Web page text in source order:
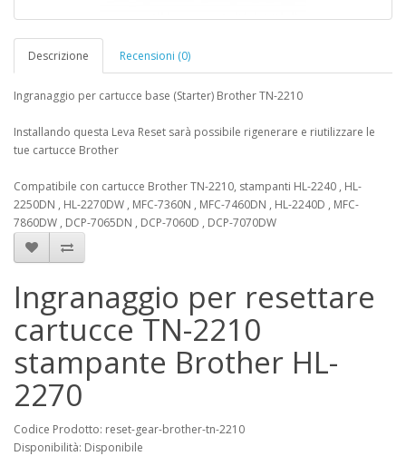
Descrizione Recensioni (0)
Ingranaggio per cartucce base (Starter) Brother TN-2210
Installando questa Leva Reset sarà possibile rigenerare e riutilizzare le
tue cartucce Brother
Compatibile con cartucce Brother TN-2210, stampanti HL-2240 , HL-
2250DN , HL-2270DW , MFC-7360N , MFC-7460DN , HL-2240D , MFC-
7860DW , DCP-7065DN , DCP-7060D , DCP-7070DW
Ingranaggio per resettare
cartucce TN-2210
stampante Brother HL-
2270
Codice Prodotto: reset-gear-brother-tn-2210
Disponibilità: Disponibile